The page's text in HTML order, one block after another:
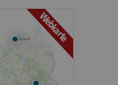
Webkarte